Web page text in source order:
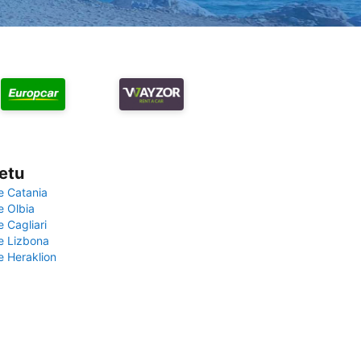
Catania
Olbia
Cagliari
Lizbona
Heraklion